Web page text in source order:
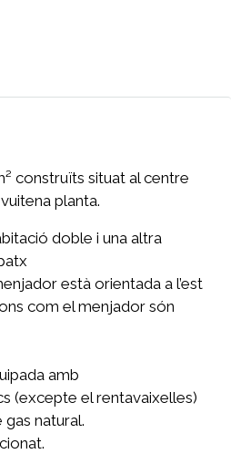
construïts situat al centre
planta.
doble i una altra
està orientada a l’est
com el menjador són
amb
(excepte el rentavaixelles)
natural.